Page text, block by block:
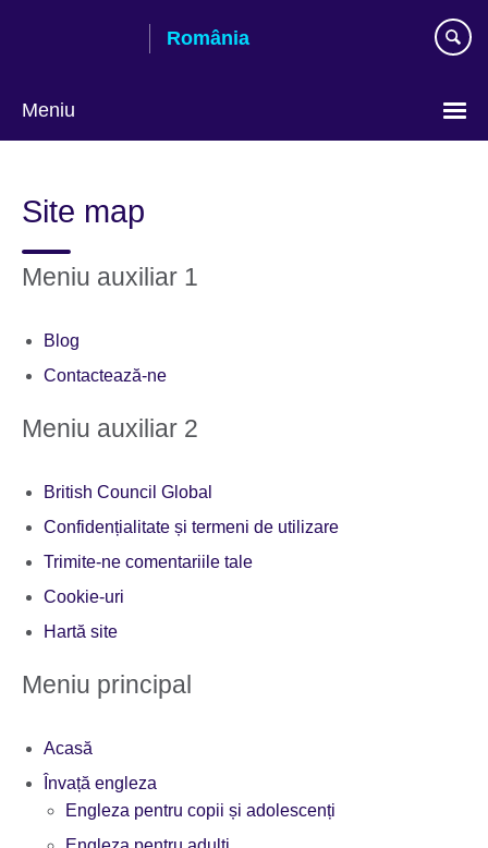
România
Meniu
Site map
Meniu auxiliar 1
Blog
Contactează-ne
Meniu auxiliar 2
British Council Global
Confidențialitate și termeni de utilizare
Trimite-ne comentariile tale
Cookie-uri
Hartă site
Meniu principal
Acasă
Învață engleza
Engleza pentru copii și adolescenți